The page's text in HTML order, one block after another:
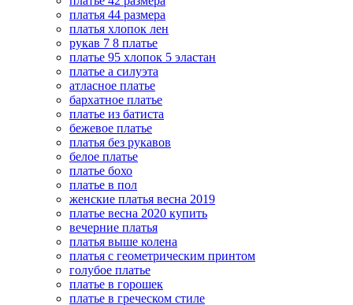
платья 44 размера
платья хлопок лен
рукав 7 8 платье
платье 95 хлопок 5 эластан
платье а силуэта
атласное платье
бархатное платье
платье из батиста
бежевое платье
платья без рукавов
белое платье
платье бохо
платье в пол
женские платья весна 2019
платье весна 2020 купить
вечерние платья
платья выше колена
платья с геометрическим принтом
голубое платье
платье в горошек
платье в греческом стиле